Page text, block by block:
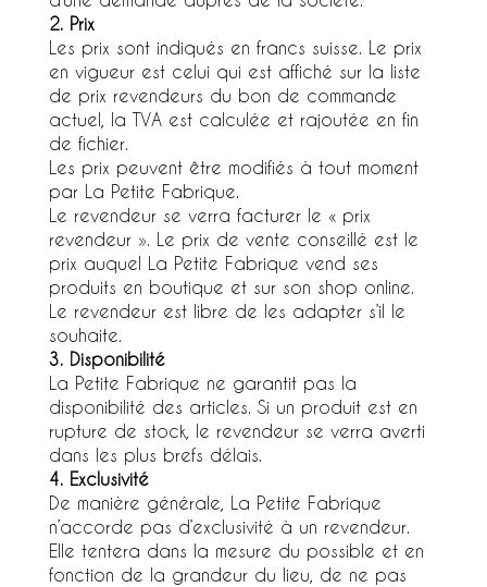
2. Prix
Les prix sont indiqués en francs suisse. Le prix
en vigueur est celui qui est affiché sur la liste
de prix revendeurs du bon de commande
actuel, la TVA est calculée et rajoutée en fin
de fichier.
Les prix peuvent être modifiés à tout moment
par La Petite Fabrique.
Le revendeur se verra facturer le « prix
revendeur ». Le prix de vente conseillé est le
prix auquel La Petite Fabrique vend ses
produits en boutique et sur son shop online.
Le revendeur est libre de les adapter s’il le
souhaite.
3. Disponibilité
La Petite Fabrique ne garantit pas la
disponibilité des articles. Si un produit est en
rupture de stock, le revendeur se verra averti
dans les plus brefs délais.
4. Exclusivité
De manière générale, La Petite Fabrique
n’accorde pas d’exclusivité à un revendeur.
Elle tentera dans la mesure du possible et en
fonction de la grandeur du lieu, de ne pas